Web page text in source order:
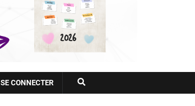
Votre
compte
SE CONNECTER